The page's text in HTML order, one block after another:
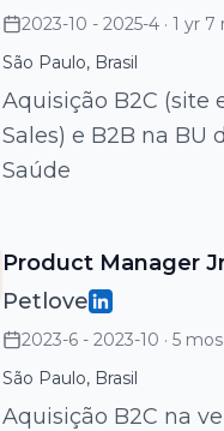
2023-10 - 2025-4 · 1 yr
São Paulo, Brasil
Aquisição B2C (site
Sales) e B2B na BU
Saúde
Product Manager
Petlove
2023-6 - 2023-10 · 5 mos
São Paulo, Brasil
Aquisição B2C na